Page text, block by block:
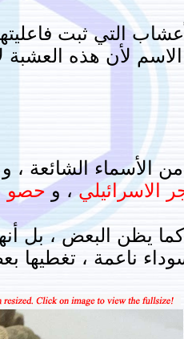
التي ثبت
الاسم لأن هذه
الأسماء الشائعة ،
الاسرائيلي ، وحصو
يظن البعض ، بل
ناعمة ، تغطيها